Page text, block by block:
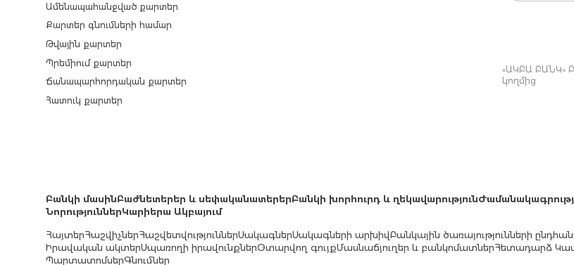
Ամենապահանջված քարտեր
Քարտեր գնումների համար
Թվային քարտեր
Պրեմիում քարտեր
Ճանապարհորդական քարտեր
Հատուկ քարտեր
«ԱԿԲԱ ԲԱՆԿ»
կողմից
Բանկի մասինԲաժնետերեր և սեփականատերերԲանկի խորհուրդ և ղեկավարություն
ՆորություններԿարիերա Ակբայում
ՀայտերՀաշվիչներՀաշվետվություններՍակագներՍակագների արխիվԲանկային ծառայությունների
Իրավական ակտերՍպառողի իրավունքներՕտարվող գույքՄասնաճյուղեր և բանկոմատներՀետադարձ
ՊարտատոմսերԳնումներ